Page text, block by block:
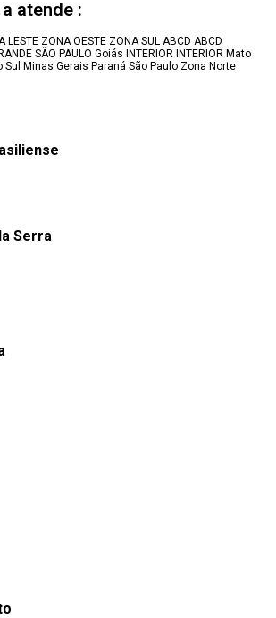
atende :
LESTE ZONA OESTE ZONA SUL ABCD ABCD
SÃO PAULO Goiás INTERIOR INTERIOR Mato
Minas Gerais Paraná São Paulo Zona Norte
Serra